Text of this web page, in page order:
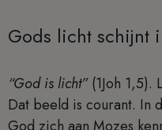
Gods licht schijnt
“God is licht”(1Joh 1,5).
Dat beeld is courant. In